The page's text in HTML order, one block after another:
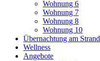
Wohnung 6
Wohnung 7
Wohnung 8
Wohnung 10
Übernachtung am Strand
Wellness
Angebote